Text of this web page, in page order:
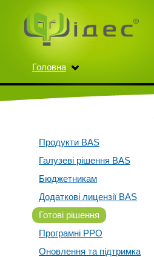
Головна
Продукти BAS
Галузеві рішення BAS
Бюджетникам
Додаткові лицензії BAS
Готові рішення
Програмні РРО
Оновлення та підтримка